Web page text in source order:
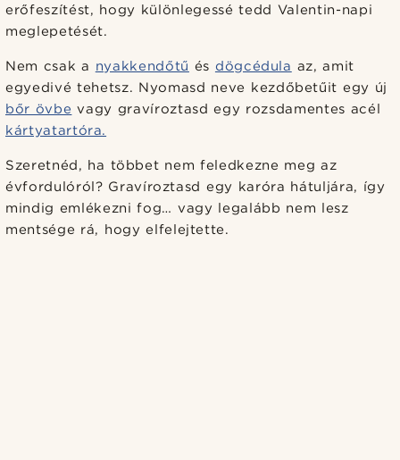
erőfeszítést, hogy különlegessé tedd Valentin-napi
meglepetését.
Nem csak a nyakkendőtű és dögcédula az, amit
egyedivé tehetsz. Nyomasd neve kezdőbetűit egy új
bőr övbe vagy gravíroztasd egy rozsdamentes acél
kártyatartóra.
Szeretnéd, ha többet nem feledkezne meg az
évfordulóról? Gravíroztasd egy karóra hátuljára, így
mindig emlékezni fog… vagy legalább nem lesz
mentsége rá, hogy elfelejtette.